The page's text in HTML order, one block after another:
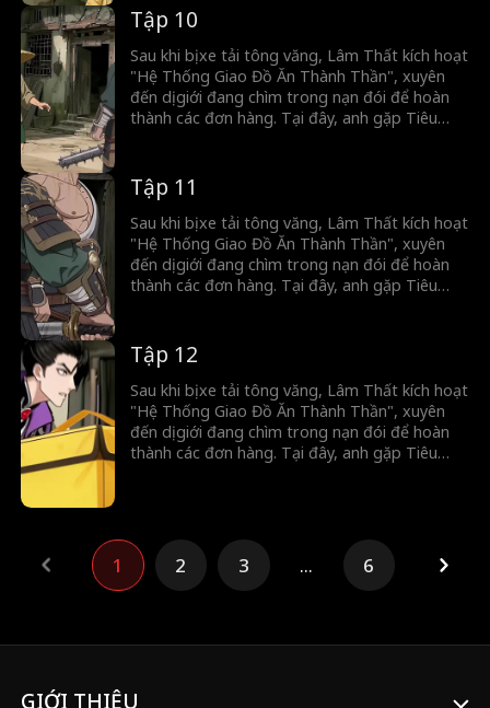
bắt đầu hành trình qua lại hai giới.
Tập 10
Sau khi bị xe tải tông văng, Lâm Thất kích hoạt
"Hệ Thống Giao Đồ Ăn Thành Thần", xuyên
đến dị giới đang chìm trong nạn đói để hoàn
thành các đơn hàng. Tại đây, anh gặp Tiêu
bắt đầu hành trình qua lại hai giới.
Tập 11
Sau khi bị xe tải tông văng, Lâm Thất kích hoạt
"Hệ Thống Giao Đồ Ăn Thành Thần", xuyên
đến dị giới đang chìm trong nạn đói để hoàn
thành các đơn hàng. Tại đây, anh gặp Tiêu
bắt đầu hành trình qua lại hai giới.
Tập 12
Sau khi bị xe tải tông văng, Lâm Thất kích hoạt
"Hệ Thống Giao Đồ Ăn Thành Thần", xuyên
đến dị giới đang chìm trong nạn đói để hoàn
thành các đơn hàng. Tại đây, anh gặp Tiêu
1 2 3 ... 6
GIỚI THIỆU